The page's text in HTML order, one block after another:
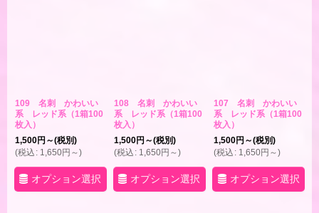
109 名刺 かわいい
系 レッド系（1箱100
枚入）
1,500円 ～(税別)
(税込 : 1,650円 ～)
オプション選択
108 名刺 かわいい
系 レッド系（1箱100
枚入）
1,500円 ～(税別)
(税込 : 1,650円 ～)
オプション選択
107 名刺 かわいい
系 レッド系（1箱100
枚入）
1,500円 ～(税別)
(税込 : 1,650円 ～)
オプション選択